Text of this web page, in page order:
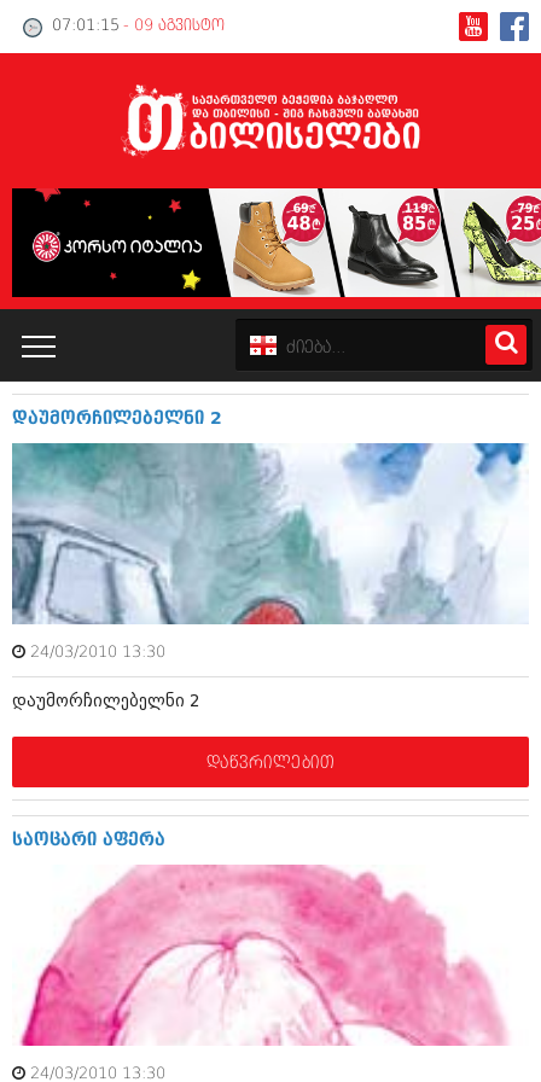
07:01:15 - 09 აგვისტო
პოლიტიკა
ინტერვიუები
საზოგადოება
მოდი, ვილაპარაკოთ
მოდა + დიზაინი
რელიგია
მედიცინა
სპორტი
კატალოგი
პოლიტიკა
ინტერვიუები
საზოგადოება
მოდი, ვილაპარაკოთ
მედიცინა
კადრს მიღმა
კულინარია
ავტორჩევები
ბელადები
დაუმორჩილებელნი 2
24/03/2010 13:30
დაუმორჩილებელნი 2
დაწვრილებით
საოცარი აფერა
24/03/2010 13:30